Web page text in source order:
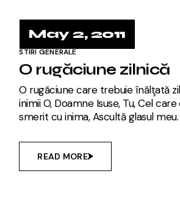
May 2, 2011
STIRI GENERALE
O rugăciune zilnică
O rugăciune care trebuie înălţată
inimii O, Doamne Isuse, Tu, Cel
smerit cu inima, Ascultă glasul meu.
READ MORE